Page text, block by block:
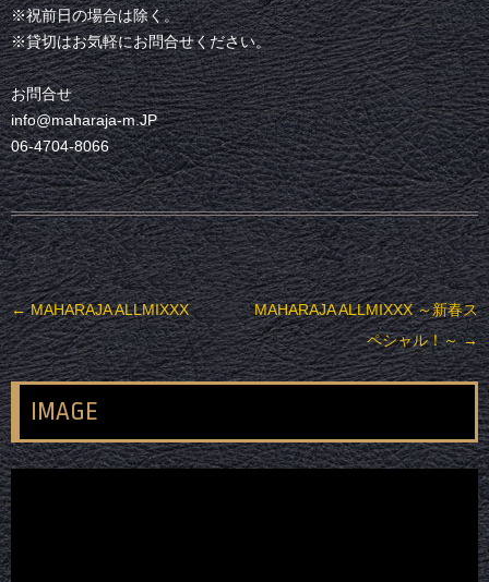
※祝前日の場合は除く。
※貸切はお気軽にお問合せください。
お問合せ
info@maharaja-m.JP
06-4704-8066
投稿ナビゲーション
←MAHARAJA ALLMIXXX
MAHARAJA ALLMIXXX ～新春ス
ペシャル！～→
IMAGE